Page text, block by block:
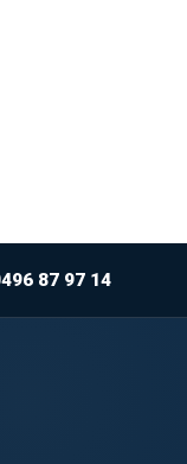
87 97 14